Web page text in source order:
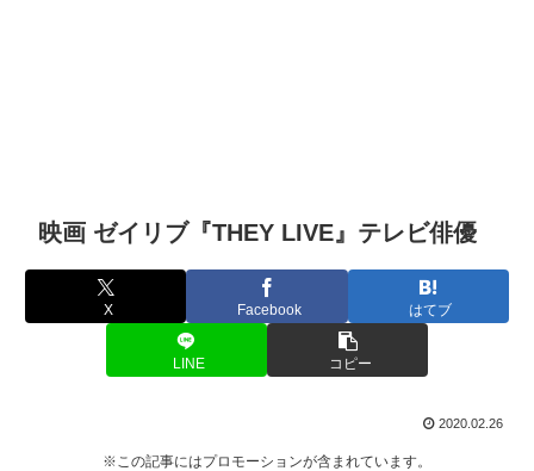
映画 ゼイリブ『THEY LIVE』テレビ俳優
X Facebook はてブ
LINE コピー
2020.02.26
※この記事にはプロモーションが含まれています。